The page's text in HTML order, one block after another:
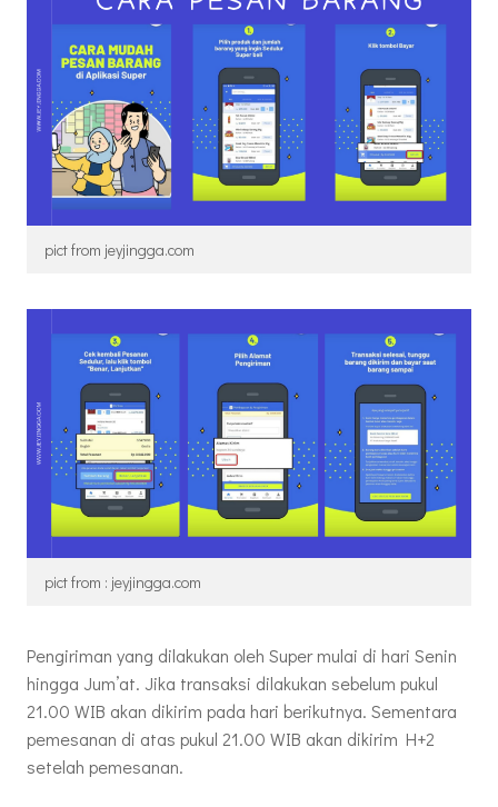
pict from jeyjingga.com
pict from : jeyjingga.com
Pengiriman yang dilakukan oleh Super mulai di hari Senin
hingga Jum’at. Jika transaksi dilakukan sebelum pukul
21.00 WIB akan dikirim pada hari berikutnya. Sementara
pemesanan di atas pukul 21.00 WIB akan dikirim H+2
setelah pemesanan.